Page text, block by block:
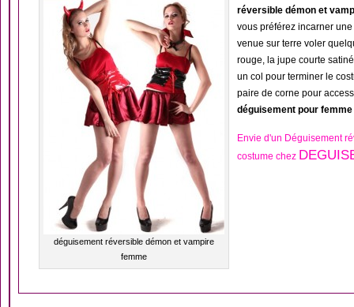
déguisement réversible démon et vampire
femme
réversible démon et
vous préférez incarner
venue sur terre voler
rouge, la jupe courte
un col pour terminer le
paire de corne pour
déguisement pour
Envie d'un Déguisement
costume chez